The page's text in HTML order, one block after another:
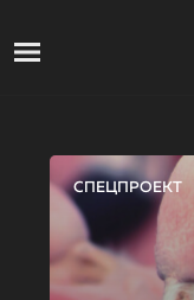
СПЕЦПРОЕКТ